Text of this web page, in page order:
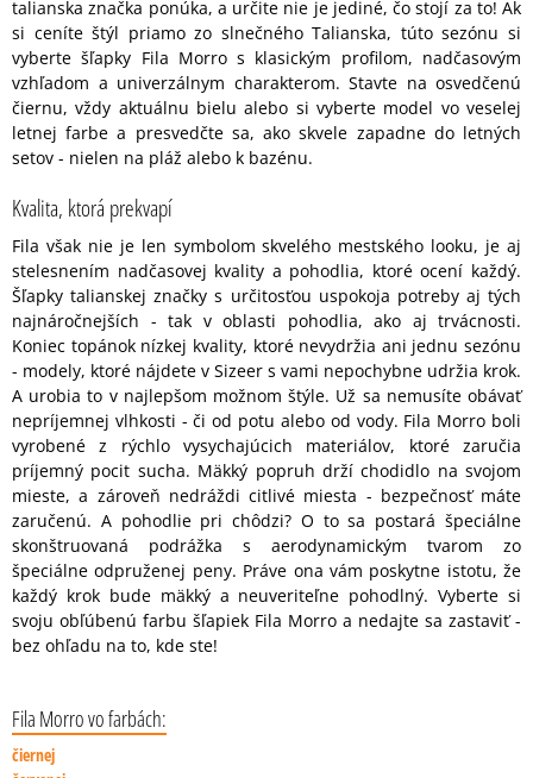
talianska značka ponúka, a určite nie je jediné, čo stojí za to! Ak
si ceníte štýl priamo zo slnečného Talianska, túto sezónu si
vyberte šľapky Fila Morro s klasickým profilom, nadčasovým
vzhľadom a univerzálnym charakterom. Stavte na osvedčenú
čiernu, vždy aktuálnu bielu alebo si vyberte model vo veselej
letnej farbe a presvedčte sa, ako skvele zapadne do letných
setov - nielen na pláž alebo k bazénu.
Kvalita, ktorá prekvapí
Fila však nie je len symbolom skvelého mestského looku, je aj
stelesnením nadčasovej kvality a pohodlia, ktoré ocení každý.
Šľapky talianskej značky s určitosťou uspokoja potreby aj tých
najnáročnejších - tak v oblasti pohodlia, ako aj trvácnosti.
Koniec topánok nízkej kvality, ktoré nevydržia ani jednu sezónu
- modely, ktoré nájdete v Sizeer s vami nepochybne udržia krok.
A urobia to v najlepšom možnom štýle. Už sa nemusíte obávať
nepríjemnej vlhkosti - či od potu alebo od vody. Fila Morro boli
vyrobené z rýchlo vysychajúcich materiálov, ktoré zaručia
príjemný pocit sucha. Mäkký popruh drží chodidlo na svojom
mieste, a zároveň nedráždi citlivé miesta - bezpečnosť máte
zaručenú. A pohodlie pri chôdzi? O to sa postará špeciálne
skonštruovaná podrážka s aerodynamickým tvarom zo
špeciálne odpruženej peny. Práve ona vám poskytne istotu, že
každý krok bude mäkký a neuveriteľne pohodlný. Vyberte si
svoju obľúbenú farbu šľapiek Fila Morro a nedajte sa zastaviť -
bez ohľadu na to, kde ste!
Fila Morro vo farbách:
čiernej